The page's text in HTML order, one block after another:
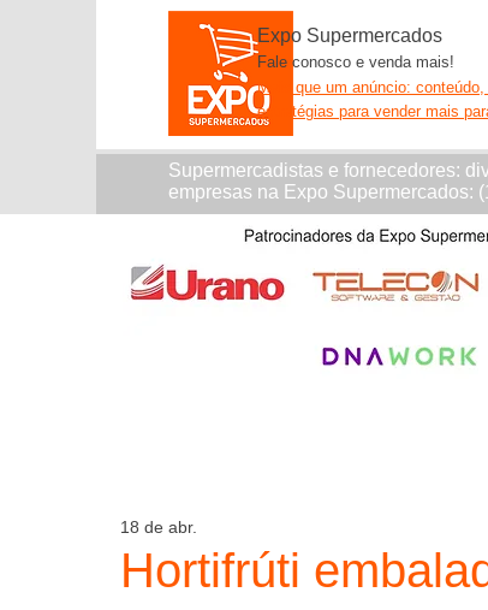
Expo Supermercados
Fale conosco e venda mais!
Mais que um anúncio:
estratégias para vender mais
Supermercadistas e fornecedores:
empresas na Expo Supermercados:
Hortifrúti
18 de abr.